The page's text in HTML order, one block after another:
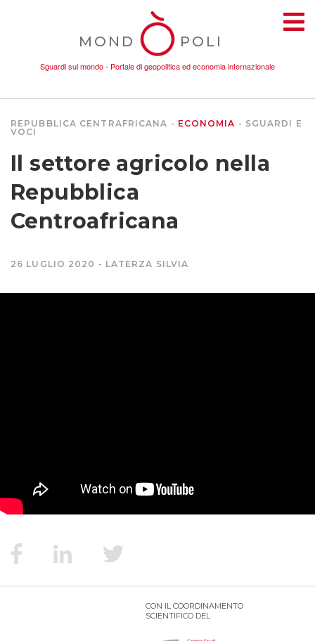
MOND POLI
Sguardi sul mondo - Portale di geopolitica ed economia internazionale
TEMI
CONFLITTI
DONNE
PUNTI DI VISTA
SGUARDI E VOCI
REPUBBLICA CENTRAFRICANA ECONOMIA
SGUARDI E
VOCI
Il settore agricolo nella
Repubblica
Centroafricana
26 LUGLIO 2020 LATERZA SILVIA
CON IL COORDINAMENTO
SCIENTIFICO DEL